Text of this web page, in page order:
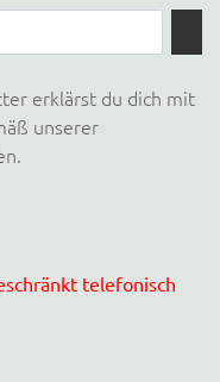
erklärst du dich mit
unserer
telefonisch